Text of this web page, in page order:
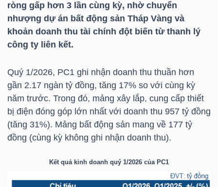
ròng gấp hơn 3 lần cùng kỳ, nhờ chuyển
nhượng dự án bất động sản Tháp Vàng và
khoản doanh thu tài chính đột biến từ thanh lý
công ty liên kết.
Quý 1/2026, PC1 ghi nhận doanh thu thuần hơn
gần 2.17 ngàn tỷ đồng, tăng 17% so với cùng kỳ
năm trước. Trong đó, mảng xây lắp, cung cấp thiết
bị điện đóng góp lớn nhất với doanh thu 957 tỷ đồng
(tăng 31%). Mảng bất động sản mang về 177 tỷ
đồng (cùng kỳ không ghi nhận doanh thu).
Kết quả kinh doanh quý 1/2026 của PC1
BẤT
ĐỘNG
SẢN
TÀI
CHÍNH
HÀNG